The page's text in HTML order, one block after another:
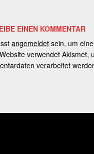
EINEN KOMMENTAR
angemeldet sein, um
verwendet Akismet,
verarbeitet